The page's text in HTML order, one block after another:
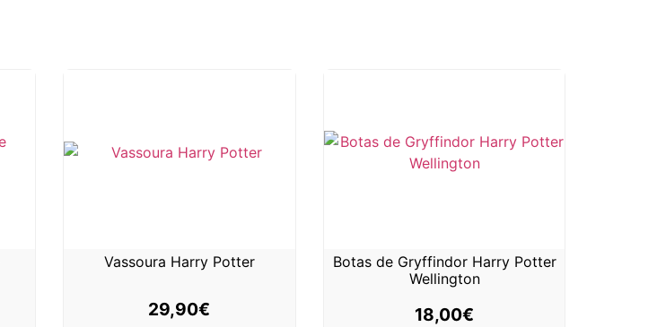
Vassoura Harry Potter
29,90€
Botas de Gryffindor Harry Potter
Wellington
18,00€